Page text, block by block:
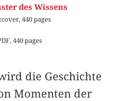
des Wissens
440 pages
440 pages
die Geschichte
Momenten der